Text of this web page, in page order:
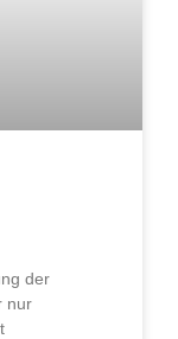
der
nur